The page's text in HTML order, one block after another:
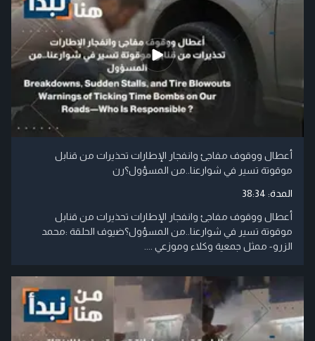
أعطال ووقوف مفاجئ وانفجار الإطارات تحذيرات من قنابل
موقوتة تسير في شوارعنا..من المسؤول؟رن
المدة: 38:34
أعطال ووقوف مفاجئ وانفجار الإطارات تحذيرات من قنابل
موقوتة تسير في شوارعنا..من المسؤول؟ضيوف الحلقة :محمد
الزرو- ممثل جمعية وكلاء وموزعي ....